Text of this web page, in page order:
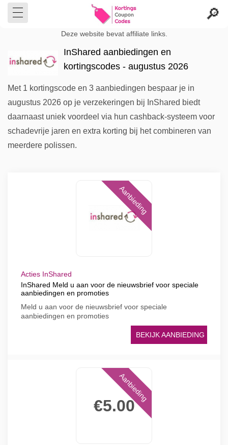
Deze website bevat affiliate links.
InShared aanbiedingen en
kortingscodes - augustus 2026
Met 1 kortingscode en 3 aanbiedingen bespaar je in
augustus 2026 op je verzekeringen bij InShared biedt
daarnaast uniek voordeel via hun cashback-systeem voor
schadevrije jaren en extra korting bij het combineren van
meerdere polissen.
Aanbieding
Acties InShared
InShared Meld u aan voor de nieuwsbrief voor speciale
aanbiedingen en promoties
Meld u aan voor de nieuwsbrief voor speciale
aanbiedingen en promoties
BEKIJK AANBIEDING
€5.00
Aanbieding